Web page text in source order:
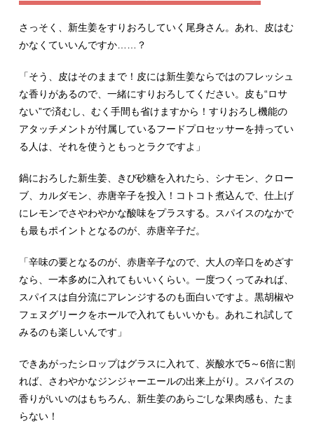
さっそく、新生姜をすりおろしていく尾身さん。あれ、皮はむ
かなくていいんですか……？
「そう、皮はそのままで！皮には新生姜ならではのフレッシュ
な香りがあるので、一緒にすりおろしてください。皮も“ロサ
ない”で済むし、むく手間も省けますから！すりおろし機能の
アタッチメントが付属しているフードプロセッサーを持ってい
る人は、それを使うともっとラクですよ」
鍋におろした新生姜、きび砂糖を入れたら、シナモン、クロー
ブ、カルダモン、赤唐辛子を投入！コトコト煮込んで、仕上げ
にレモンでさやわやかな酸味をプラスする。スパイスのなかで
も最もポイントとなるのが、赤唐辛子だ。
「辛味の要となるのが、赤唐辛子なので、大人の辛口をめざす
なら、一本多めに入れてもいいくらい。一度つくってみれば、
スパイスは自分流にアレンジするのも面白いですよ。黒胡椒や
フェヌグリークをホールで入れてもいいかも。あれこれ試して
みるのも楽しいんです」
できあがったシロップはグラスに入れて、炭酸水で5～6倍に割
れば、さわやかなジンジャーエールの出来上がり。スパイスの
香りがいいのはもちろん、新生姜のあらごしな果肉感も、たま
らない！